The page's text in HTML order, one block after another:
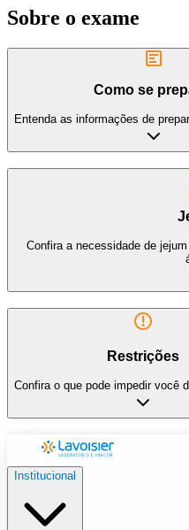
Sobre o exame
Como se
Entenda as informações de
Confira a necessidade de
Restrições
Confira o que pode impedir você
Institucional